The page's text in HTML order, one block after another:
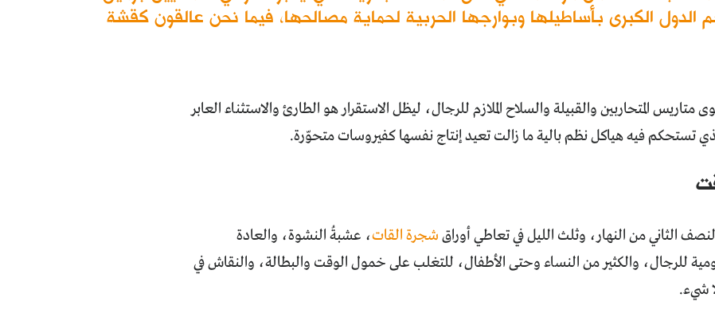
الدول الكبرى بأساطيلها وبوارجها الحربية لحماية مصالحها، فيما نحن عالقون كقشة
المتحاربين والقبيلة والسلاح الملازم للرجال، ليظل الاستقرار هو الطارئ والاستثناء العابر
تستحكم فيه هياكل نظم بالية ما زالت تعيد إنتاج نفسها كفيروسات متحوّرة.
الثاني من النهار، وثلث الليل في تعاطي أوراق شجرة القات، عشبةُ النشوة، والعادة
للرجال، والكثير من النساء وحتى الأطفال، للتغلب على خمول الوقت والبطالة، والنقاش في
شيء.